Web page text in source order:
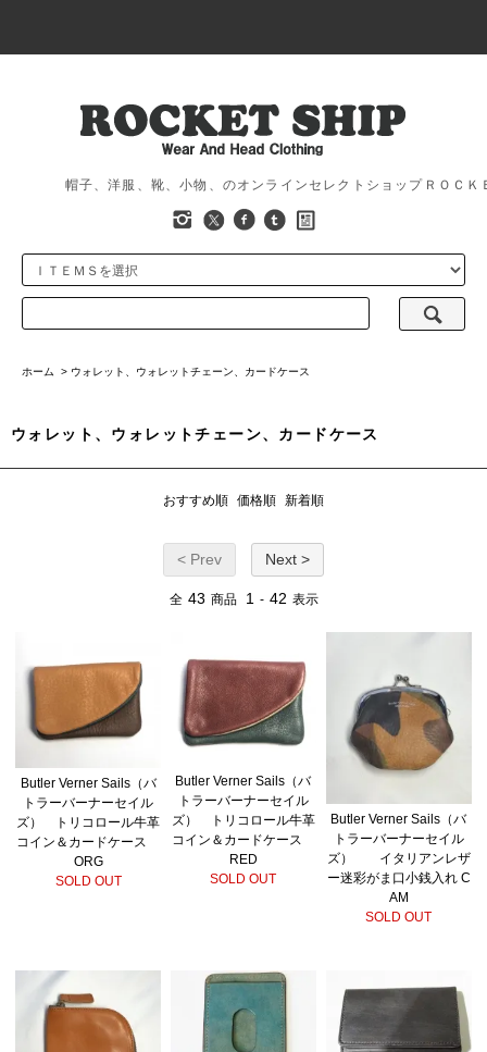
帽子、洋服、靴、小物、のオンラインセレクトショップＲＯＣ
ホーム > ウォレット、ウォレットチェーン、カードケース
ウォレット、ウォレットチェーン、カードケース
おすすめ順 価格順 新着順
< Prev Next >
全 43 商品 1 - 42 表示
Butler Verner Sails（バ
トラーバーナーセイル
ズ） トリコロール牛革
コイン＆カードケース
ORG
SOLD OUT
Butler Verner Sails（バ
トラーバーナーセイル
ズ） トリコロール牛革
コイン＆カードケース
RED
SOLD OUT
Butler Verner Sails（バ
トラーバーナーセイル
ズ） イタリアンレザ
ー迷彩がま口小銭入れ C
AM
SOLD OUT